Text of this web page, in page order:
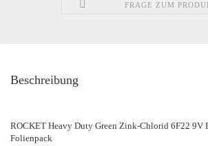
FRAGE ZUM
Beschreibung
ROCKET Heavy Duty Green Zink-Chlorid 6F22 9V
Folienpack